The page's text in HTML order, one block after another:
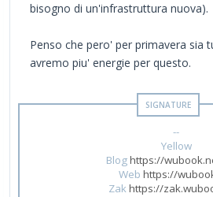
bisogno di un'infrastruttura nuova).
Penso che pero' per primavera sia
avremo piu' energie per questo.
--
Yellow
Bloghttps://
Web https://
Zakhttps://